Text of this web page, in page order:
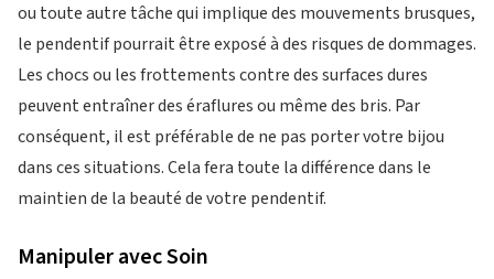
ou toute autre tâche qui implique des mouvements brusques,
le pendentif pourrait être exposé à des risques de dommages.
Les chocs ou les frottements contre des surfaces dures
peuvent entraîner des éraflures ou même des bris. Par
conséquent, il est préférable de ne pas porter votre bijou
dans ces situations. Cela fera toute la différence dans le
maintien de la beauté de votre pendentif.
Manipuler avec Soin